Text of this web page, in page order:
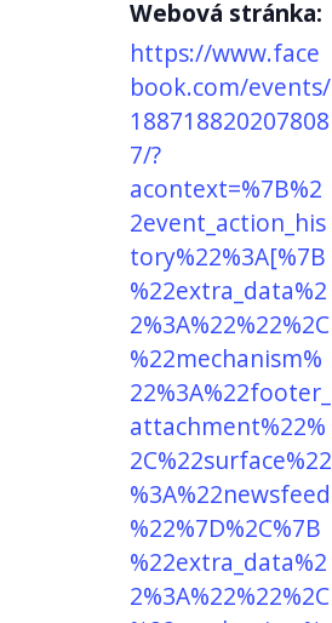
Webová stránka:
https://www.face
book.com/events/
188718820207808
7/?
acontext=%7B%2
2event_action_his
tory%22%3A[%7B
%22extra_data%2
2%3A%22%22%2C
%22mechanism%
22%3A%22footer_
attachment%22%
2C%22surface%22
%3A%22newsfeed
%22%7D%2C%7B
%22extra_data%2
2%3A%22%22%2C